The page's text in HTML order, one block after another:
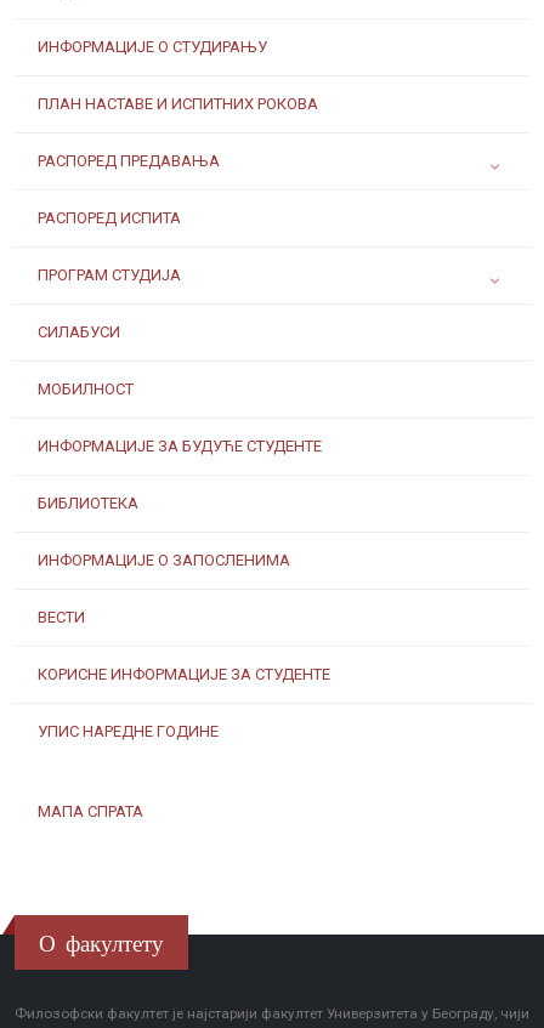
ИНФОРМАЦИЈЕ О СТУДИРАЊУ
ПЛАН НАСТАВЕ И ИСПИТНИХ РОКОВА
РАСПОРЕД ПРЕДАВАЊА
РАСПОРЕД ИСПИТА
ПРОГРАМ СТУДИЈА
СИЛАБУСИ
МОБИЛНОСТ
ИНФОРМАЦИЈЕ ЗА БУДУЋЕ СТУДЕНТЕ
БИБЛИОТЕКА
ИНФОРМАЦИЈЕ О ЗАПОСЛЕНИМА
ВЕСТИ
КОРИСНЕ ИНФОРМАЦИЈЕ ЗА СТУДЕНТЕ
УПИС НАРЕДНЕ ГОДИНЕ
МАПА СПРАТА
О факултету
Филозофски факултет је најстарији факултет Универзитета у Београду, чији